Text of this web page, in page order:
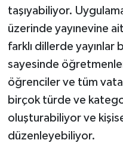
taşıyabiliyor.
üzerinde yayınevine
farklı dillerde yayınlar
sayesinde
öğrenciler ve tüm
birçok türde ve
oluşturabiliyor ve
düzenleyebiliyor.